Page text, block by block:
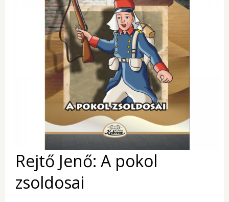
Rejtő Jenő: A pokol
zsoldosai